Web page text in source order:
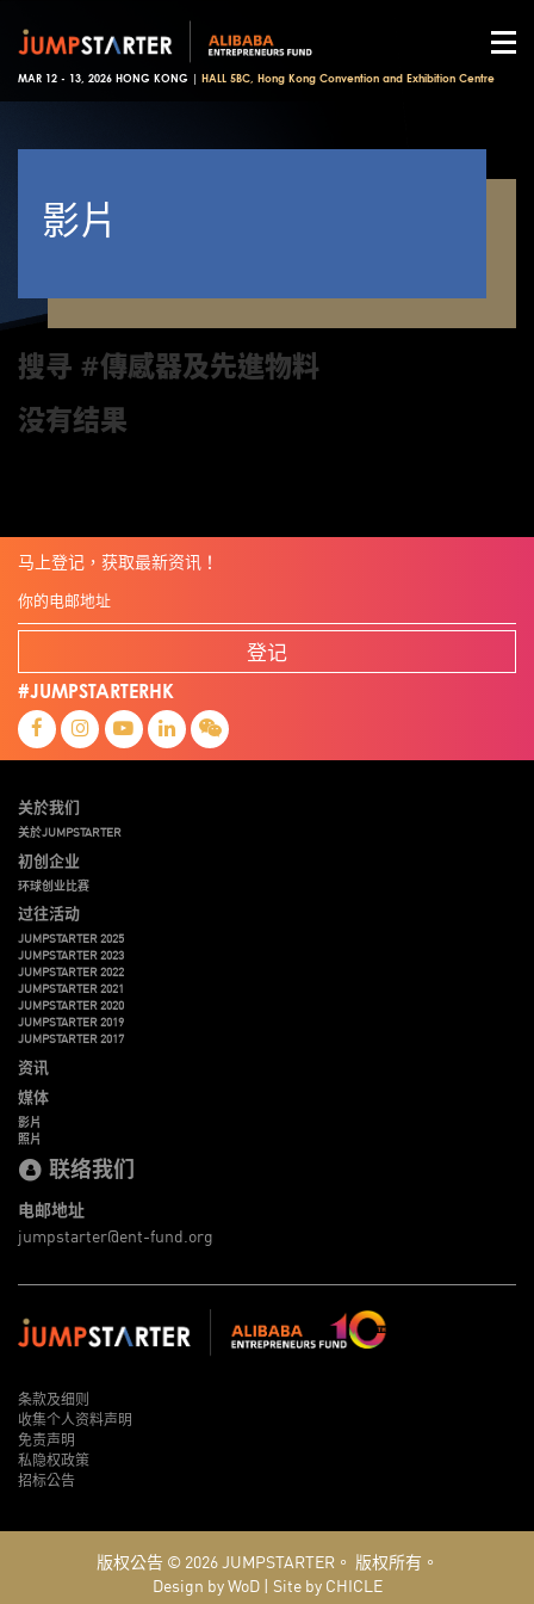
MAR 12 - 13, 2026 HONG KONG | HALL 5BC, Hong Kong Convention and Exhibition Centre
影片
搜寻 #傳感器及先進物料
没有结果
马上登记，获取最新资讯！
登记
#JUMPSTARTERHK
关於我们
关於JUMPSTARTER
初创企业
环球创业比赛
过往活动
JUMPSTARTER 2025
JUMPSTARTER 2023
JUMPSTARTER 2022
JUMPSTARTER 2021
JUMPSTARTER 2020
JUMPSTARTER 2019
JUMPSTARTER 2017
资讯
媒体
影片
照片
联络我们
电邮地址
jumpstarter@ent-fund.org
条款及细则
收集个人资料声明
免责声明
私隐权政策
招标公告
版权公告 © 2026JUMPSTARTER。 版权所有。
Design by WoD| Site by CHICLE